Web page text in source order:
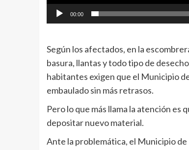
00:00
Según los afectados, en la
basura, llantas y todo tipo de
habitantes exigen que el Municipio
embaulado sin más retrasos.
Pero lo que más llama la atención
depositar nuevo material.
Ante la problemática, el Municipio